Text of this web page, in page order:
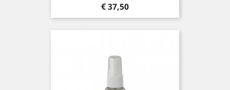
Prijs
€ 37,50